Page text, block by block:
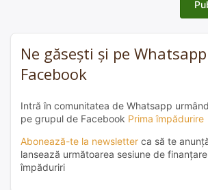
Ne găsești și pe
Facebook
Intră în comunitatea de Whatsapp urmând
pe grupul de Facebook Prima împădurire
Abonează-te la newsletter ca să te
lansează următoarea sesiune de
împăduriri